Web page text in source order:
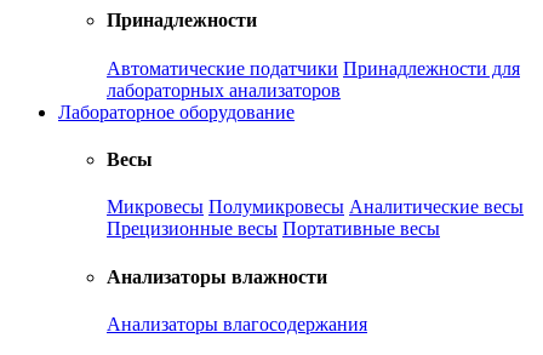
Принадлежности
Автоматические податчики Принадлежности для
лабораторных анализаторов
Лабораторное оборудование
Весы
Микровесы Полумикровесы Аналитические весы
Прецизионные весы Портативные весы
Анализаторы влажности
Анализаторы влагосодержания